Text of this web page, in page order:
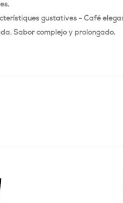
gustatives - Café
Sabor complejo y prolongado.